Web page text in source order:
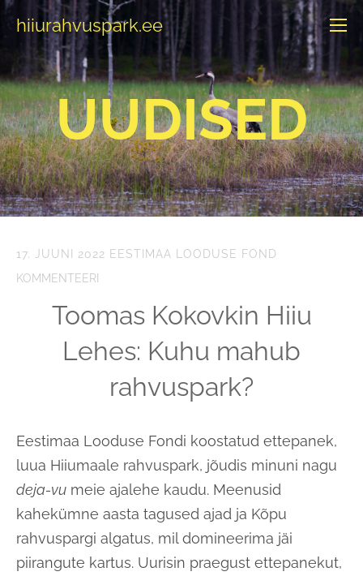
hiiurahvuspark.ee
UUDISED
17. JUUNI 2022 EESTIMAA LOODUSE FOND
KOMMENTEERI
Toomas Kokovkin Hiiu
Lehes: Kuhu mahub
rahvuspark?
Eestimaa Looduse Fondi koostatud ettepanek,
luua Hiiumaale rahvuspark, jõudis minuni nagu
deja-vu meie ajalehe kaudu. Meenusid
kahekümne aasta tagused ajad ja Kõpu
rahvuspargi algatus, mil domineerima jäi
piirangute kartus. Uurisin praegust ettepanekut,